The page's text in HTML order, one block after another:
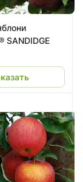
SANDIDGE